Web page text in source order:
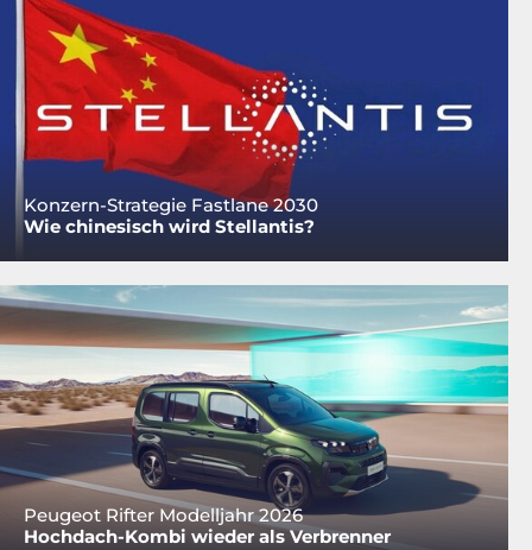
Konzern-Strategie Fastlane 2030
Wie chinesisch wird Stellantis?
Peugeot Rifter Modelljahr 2026
Hochdach-Kombi wieder als Verbrenner